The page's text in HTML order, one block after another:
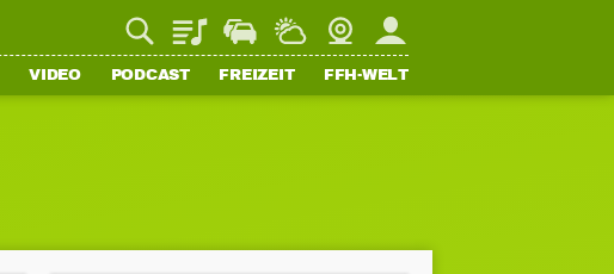
PlaylistStaupilotWetterWebcamMein FFH
VIDEO PODCAST FREIZEIT FFH-WELT